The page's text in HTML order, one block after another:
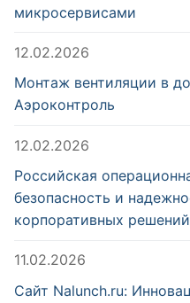
микросервисами
12.02.2026
Монтаж вентиляции в
Аэроконтроль
12.02.2026
Российская
безопасность и
корпоративных решений
11.02.2026
Сайт Nalunch.ru: